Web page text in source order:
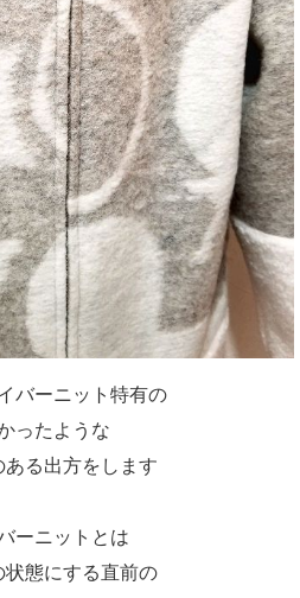
バーニット特有の
ったような
ある出方をします
ーニットとは
状態にする直前の